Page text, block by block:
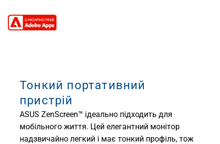
Тонкий портативний
пристрій
ASUS ZenScreen™ ідеально підходить для
мобільного життя. Цей елегантний монітор
надзвичайно легкий і має тонкий профіль, тож